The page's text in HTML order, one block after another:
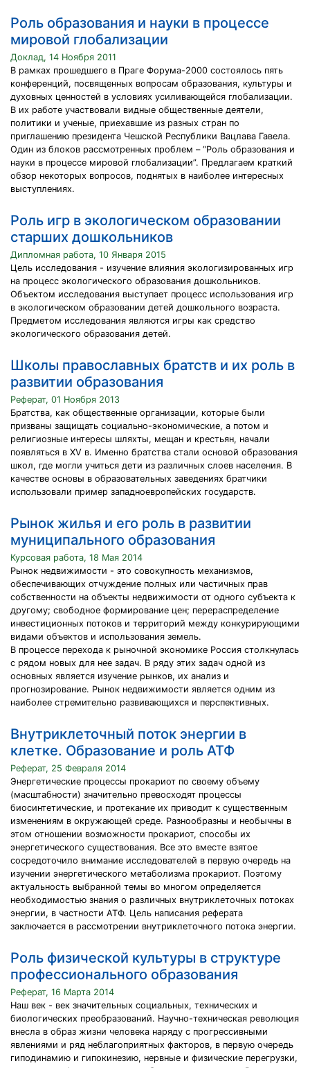
Роль образования и науки в процессе
мировой глобализации
Доклад, 14 Ноября 2011
В рамках прошедшего в Праге Форума-2000 состоялось пять
конференций, посвященных вопросам образования, культуры и
духовных ценностей в условиях усиливающейся глобализации.
В их работе участвовали видные общественные деятели,
политики и ученые, приехавшие из разных стран по
приглашению президента Чешской Республики Вацлава Гавела.
Один из блоков рассмотренных проблем – “Роль образования и
науки в процессе мировой глобализации”. Предлагаем краткий
обзор некоторых вопросов, поднятых в наиболее интересных
выступлениях.
Роль игр в экологическом образовании
старших дошкольников
Дипломная работа, 10 Января 2015
Цель исследования - изучение влияния экологизированных игр
на процесс экологического образования дошкольников.
Объектом исследования выступает процесс использования игр
в экологическом образовании детей дошкольного возраста.
Предметом исследования являются игры как средство
экологического образования детей.
Школы православных братств и их роль в
развитии образования
Реферат, 01 Ноября 2013
Братства, как общественные организации, которые были
призваны защищать социально-экономические, а потом и
религиозные интересы шляхты, мещан и крестьян, начали
появляться в XV в. Именно братства стали основой образования
школ, где могли учиться дети из различных слоев населения. В
качестве основы в образовательных заведениях братчики
использовали пример западноевропейских государств.
Рынок жилья и его роль в развитии
муниципального образования
Курсовая работа, 18 Мая 2014
Рынок недвижимости - это совокупность механизмов,
обеспечивающих отчуждение полных или частичных прав
собственности на объекты недвижимости от одного субъекта к
другому; свободное формирование цен; перераспределение
инвестиционных потоков и территорий между конкурирующими
видами объектов и использования земель.
В процессе перехода к рыночной экономике Россия столкнулась
с рядом новых для нее задач. В ряду этих задач одной из
основных является изучение рынков, их анализ и
прогнозирование. Рынок недвижимости является одним из
наиболее стремительно развивающихся и перспективных.
Внутриклеточный поток энергии в
клетке. Образование и роль АТФ
Реферат, 25 Февраля 2014
Энергетические процессы прокариот по своему объему
(масштабности) значительно превосходят процессы
биосинтетические, и протекание их приводит к существенным
изменениям в окружающей среде. Разнообразны и необычны в
этом отношении возможности прокариот, способы их
энергетического существования. Все это вместе взятое
сосредоточило внимание исследователей в первую очередь на
изучении энергетического метаболизма прокариот. Поэтому
актуальность выбранной темы во многом определяется
необходимостью знания о различных внутриклеточных потоках
энергии, в частности АТФ. Цель написания реферата
заключается в рассмотрении внутриклеточного потока энергии.
Роль физической культуры в структуре
профессионального образования
Реферат, 16 Марта 2014
Наш век - век значительных социальных, технических и
биологических преобразований. Научно-техническая революция
внесла в образ жизни человека наряду с прогрессивными
явлениями и ряд неблагоприятных факторов, в первую очередь
гиподинамию и гипокинезию, нервные и физические перегрузки,